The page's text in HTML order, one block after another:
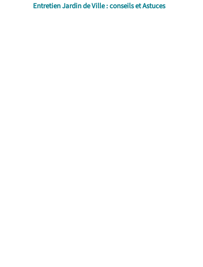
Entretien Jardin de Ville : conseils et Astuces